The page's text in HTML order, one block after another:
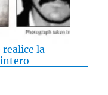
realice la